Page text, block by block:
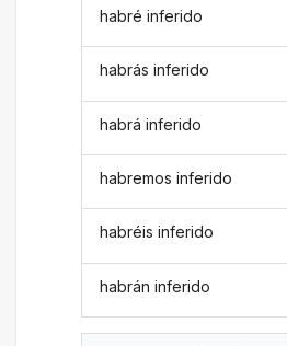
habré inferido
habrás inferido
habrá inferido
habremos inferido
habréis inferido
habrán inferido